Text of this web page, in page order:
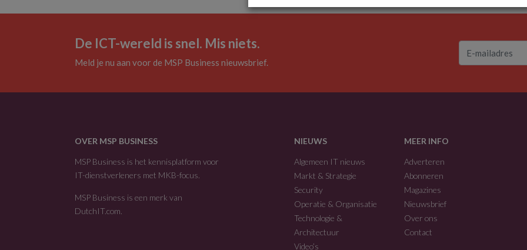
De ICT-wereld is snel. Mis niets.
Meld je nu aan voor de MSP Business nieuwsbrief.
OVER MSP BUSINESS
MSP Business is het kennisplatform voor
IT-dienstverleners met MKB-focus.
MSP Business is een merk van
DutchIT.com
NIEUWS
Algemeen IT nieuws
Markt & Strategie
Security
Operatie & Organisatie
Technologie &
Architectuur
Video’s
MEER INFO
Adverteren
Abonneren
Magazines
Nieuwsbrief
Over ons
Contact